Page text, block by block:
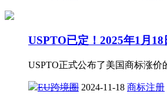
USPTO已定！2025年1月
USPTO正式公布了美国商标涨
EU跨境圈 2024-11-18 商标注册